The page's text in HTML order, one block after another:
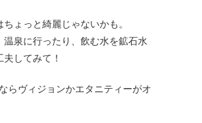
ちょっと綺麗じゃないかも。
温泉に行ったり、飲む水を鉱石水
してみて！
らヴィジョンかエタニティーがオ